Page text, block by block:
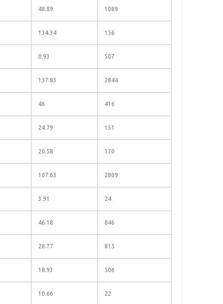
48.89 1089
134.34 156
0.93 507
137.83 2844
46 416
24.79 151
20.58 170
107.63 2809
3.91 24
46.18 846
28.77 815
18.93 506
10.66 22